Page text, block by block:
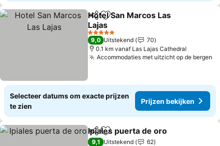
DelenToevoegen aan favorieten
Hotel San Marcos Las
Lajas
5 Sterren
9,0 Uitstekend
70
0.1 km vanaf Las Lajas Cathedral
Accommodaties met uitzicht op de bergen
Selecteer datums om exacte prijzen
te zien
Prijzen bekijken
DelenToevoegen aan favorieten
Ipiales puerta de oro
9,1 Uitstekend
62